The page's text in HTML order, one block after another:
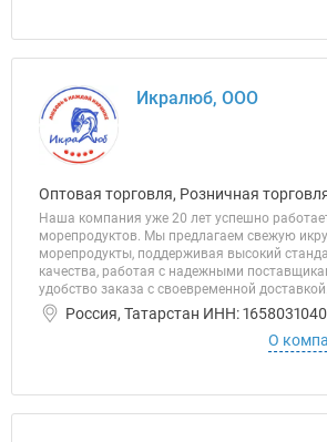
Икралюб, ООО
Оптовая торговля, Розничная
Наша компания уже 20 лет успешно
морепродуктов. Мы предлагаем свежую
морепродукты, поддерживая высокий
качества, работая с надежными
удобство заказа с своевременной доставкой.
Россия, Татарстан ИНН:
О